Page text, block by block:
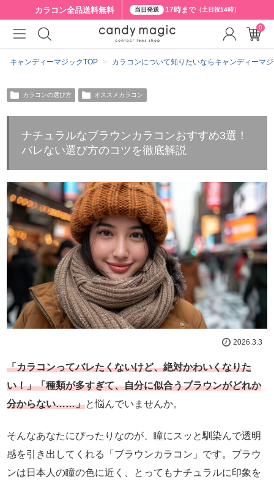
カラコン全品送料無料 当日発送 17時まで（土日祝14時）
キャンディーマジックTOP カラコンについて知りたいならキャンディーマ
カラコンの選び方 オススメカラコン
ナチュラルなブラウンカラコンおすすめ3選！
バレない選び方のコツを徹底解説
2026.3.3
「カラコンってバレたくないけど、絶対かわいくなりた
い！」「種類が多すぎて、自分に似合うブラウンがどれか
分からない……」と悩んでいませんか。
そんなあなたにぴったりなのが、瞳にスッと馴染んで透明
感を引き出してくれる「ブラウンカラコン」です。ブラウ
ンは日本人の瞳の色に近く、とってもナチュラルに印象を
0